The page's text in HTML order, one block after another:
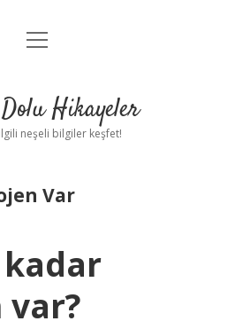
Anasayfa
Yasal Uyarı
menüyü
Hikayeler
neşeli bilgiler keşfet!
Var
kadar